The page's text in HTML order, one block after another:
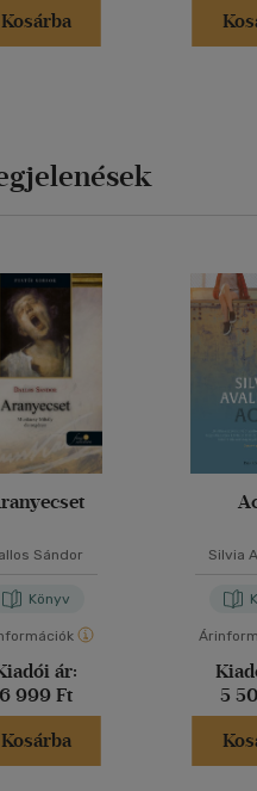
Kosárba
Sándor
Könyv
ár:
6 999 Ft
Kosárba
Silvia
5